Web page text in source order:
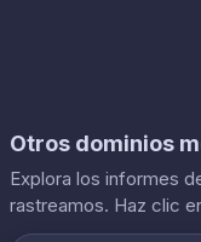
Otros dominios
Explora los informes
rastreamos. Haz clic